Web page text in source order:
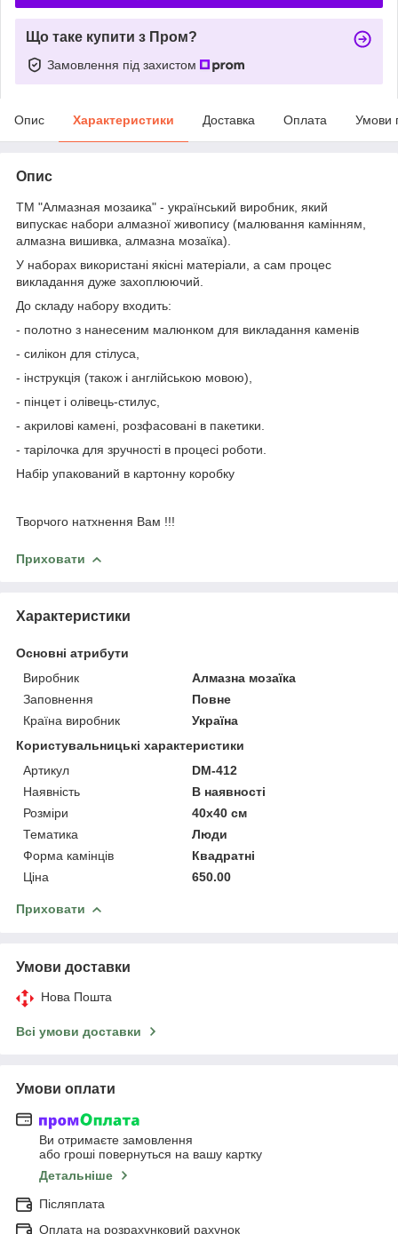
Що таке купити з Пром?
Замовлення під захистом
Опис Характеристики Доставка Оплата Умови
Опис
ТМ "Алмазная мозаика" - український виробник, який
випускає набори алмазної живопису (малювання камінням,
алмазна вишивка, алмазна мозаїка).
У наборах використані якісні матеріали, а сам процес
викладання дуже захоплюючий.
До складу набору входить:
- полотно з нанесеним малюнком для викладання каменів
- силікон для стілуса,
- інструкція (також і англійською мовою),
- пінцет і олівець-стилус,
- акрилові камені, розфасовані в пакетики.
- тарілочка для зручності в процесі роботи.
Набір упакований в картонну коробку
Творчого натхнення Вам !!!
Приховати
Характеристики
Основні атрибути
Виробник
Алмазна мозаїка
Заповнення
Повне
Країна виробник
Україна
Користувальницькі характеристики
Артикул
DM-412
Наявність
В наявності
Розміри
40x40 см
Тематика
Люди
Форма камінців
Квадратні
Ціна
650.00
Приховати
Умови доставки
Нова Пошта
Всі умови доставки
Умови оплати
Ви отримаєте замовлення
або гроші повернуться на вашу картку
Детальніше
Післяплата
Оплата на розрахунковий рахунок